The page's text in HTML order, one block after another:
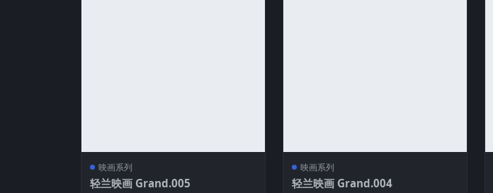
映画系列
轻兰映画 Grand.005
映画系列
轻兰映画 Grand.004